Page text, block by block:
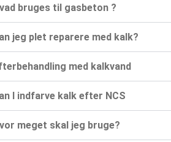
bruges til gasbeton ?
jeg plet reparere med kalk?
med kalkvand
I indfarve kalk efter NCS
meget skal jeg bruge?